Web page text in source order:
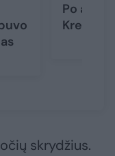
Po
skrydžius.